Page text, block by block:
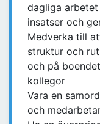
dagliga
insatser och
Medverka till
struktur och
och på
kollegor
Vara en
och